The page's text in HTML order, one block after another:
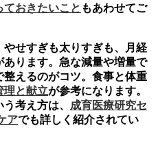
ておきたいこと もあわせてご
せすぎも太りすぎも、月経
ります。急な減量や増量で
えるのがコツ。食事と体重
理と献立が参考になります。
考え方は、 成育医療研究セ
アでも詳しく紹介されてい